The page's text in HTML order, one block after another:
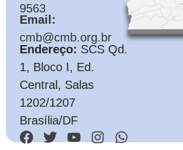
9563
Email:
cmb@cmb.org.br
Endereço: SCS Qd.
1, Bloco I, Ed.
Central, Salas
1202/1207
Brasília/DF